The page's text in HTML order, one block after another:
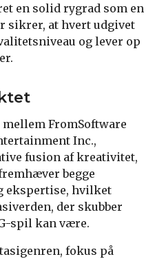
en solid rygrad som en
sikrer, at hvert udgivet
og lever op
mellem FromSoftware
Inc.,
fusion af kreativitet,
begge
ekspertise, hvilket
der skubber
spil kan være.
fokus på